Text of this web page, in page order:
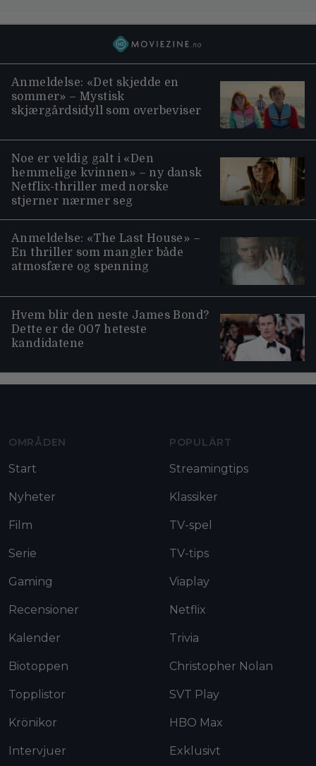
Anmeldelse: «Det skjedde en
sommer» – Mystisk
skjærgårdsidyll som overbeviser
Noe er veldig galt i «Den
hemmelige kvinnen» – ny dansk
Netflix-thriller med norske
stjerner nærmer seg
Anmeldelse: «The Last House» –
En thriller som mangler både
atmosfære og spenning
Hvem blir den neste James Bond?
Dette er de 007 heteste
kandidatene
OMRÅDEN
Start
Nyheter
Film
Serie
Gaming
Recensioner
Kalender
Biotoppen
Topplistor
Krönikor
Intervjuer
POPULÄRT
Streamingtips
Klassiker
TV-spel
TV-tips
Viaplay
Netflix
Trivia
Christopher Nolan
SVT Play
HBO Max
Exklusivt